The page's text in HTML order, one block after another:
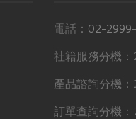
電話： 02-
社籍服務分機：
產品諮詢分機：
訂單查詢分機